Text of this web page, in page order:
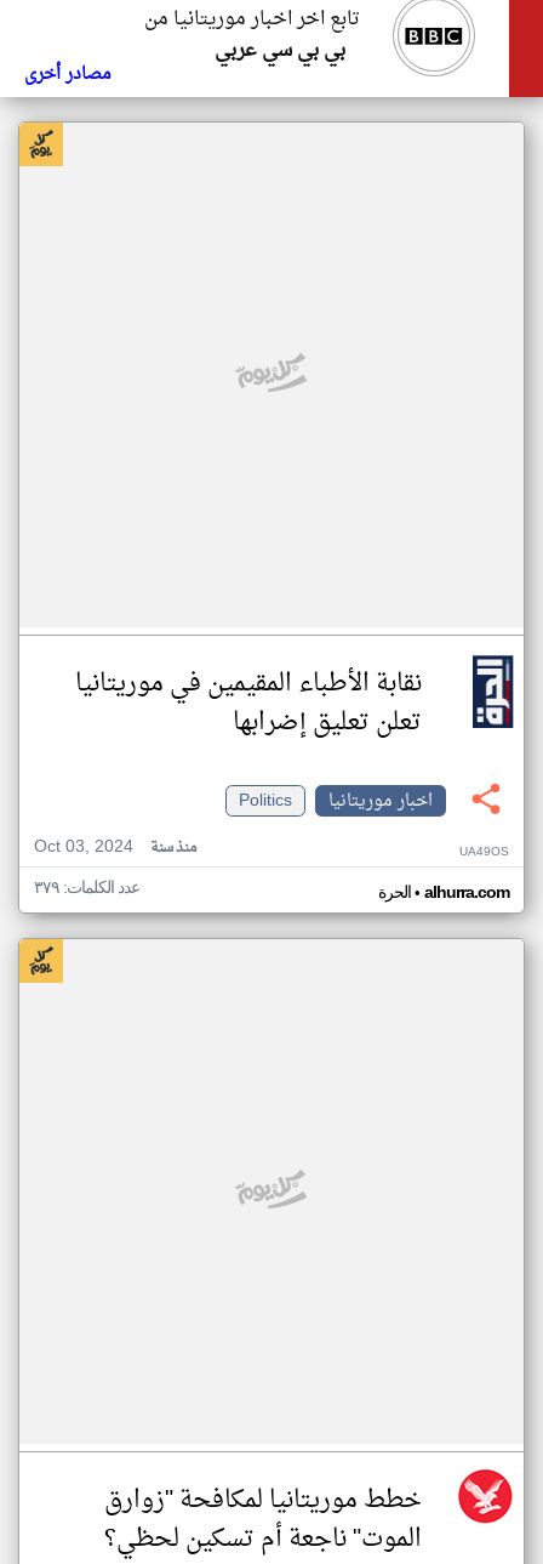
تابع اخر اخبار موريتانيا من
بي بي سي عربي
مصادر أخرى
نقابة الأطباء المقيمين في موريتانيا
تعلن تعليق إضرابها
اخبار موريتانيا
Politics
Oct 03, 2024
منذ سنة UA49OS
الحرة• alhurra.com عدد الكلمات: ٣٧٩
خطط موريتانيا لمكافحة "زوارق
الموت" ناجعة أم تسكين لحظي؟